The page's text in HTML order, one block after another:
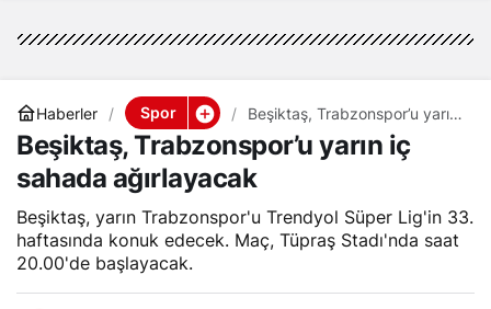
Haberler Spor
Beşiktaş, Trabzonspor’u yarın
iç sahada ağırlayacak
Beşiktaş, Trabzonspor’u yarın iç
sahada ağırlayacak
Beşiktaş, yarın Trabzonspor'u Trendyol Süper Lig'in 33.
haftasında konuk edecek. Maç, Tüpraş Stadı'nda saat
20.00'de başlayacak.